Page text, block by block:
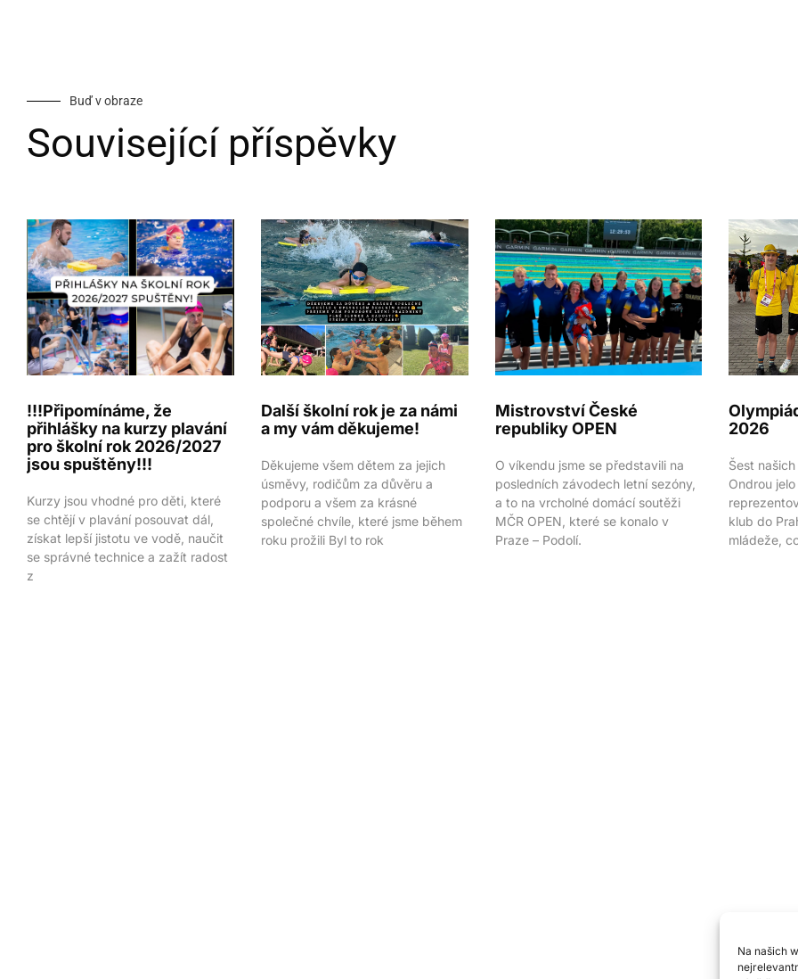
Na našich
Buď v obraze
Související příspěvky
!!!Připomínáme, že
přihlášky na kurzy plavání
pro školní rok 2026/2027
jsou spuštěny!!!
Kurzy jsou vhodné pro děti, které
se chtějí v plavání posouvat dál,
získat lepší jistotu ve vodě, naučit
se správné technice a zažít radost
z
Další školní rok je za námi
a my vám děkujeme!
Děkujeme všem dětem za jejich
úsměvy, rodičům za důvěru a
podporu a všem za krásné
společné chvíle, které jsme během
roku prožili Byl to rok
Mistrovství České
republiky OPEN
O víkendu jsme se představili na
posledních závodech letní sezóny,
a to na vrcholné domácí soutěži
MČR OPEN, které se konalo v
Praze – Podolí.
2026
Šest
Ondrou
klub do
mládeže,